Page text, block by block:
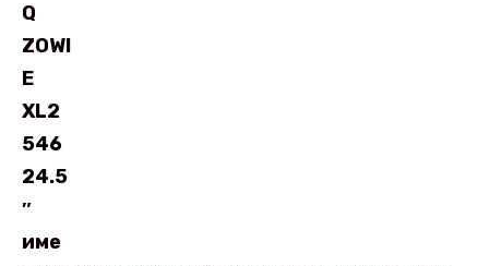
Q
ZOWI
E
XL2
546
24.5
″
име